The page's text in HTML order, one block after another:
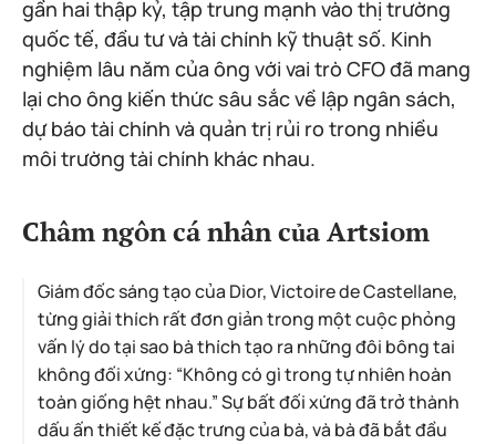
gần hai thập kỷ, tập trung mạnh vào thị trường
quốc tế, đầu tư và tài chính kỹ thuật số. Kinh
nghiệm lâu năm của ông với vai trò CFO đã mang
lại cho ông kiến thức sâu sắc về lập ngân sách,
dự báo tài chính và quản trị rủi ro trong nhiều
môi trường tài chính khác nhau.
Châm ngôn cá nhân của Artsiom
Giám đốc sáng tạo của Dior, Victoire de Castellane,
từng giải thích rất đơn giản trong một cuộc phỏng
vấn lý do tại sao bà thích tạo ra những đôi bông tai
không đối xứng: “Không có gì trong tự nhiên hoàn
toàn giống hệt nhau.” Sự bất đối xứng đã trở thành
dấu ấn thiết kế đặc trưng của bà, và bà đã bắt đầu